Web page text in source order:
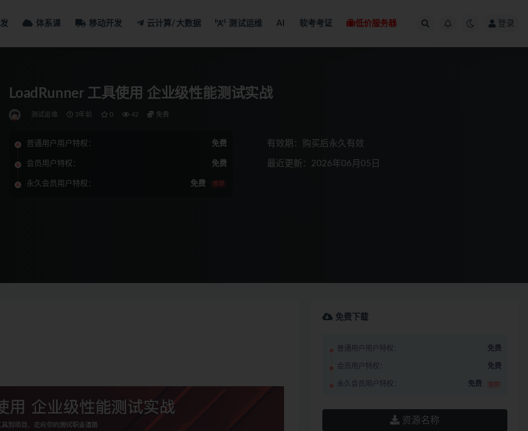
体系课 移动开发 云计算/大数据 测试运维 AI 软考考证 低价服务器 登录
LoadRunner 工具使用 企业级性能测试实战
测试运维 3年前 0 42 免费
普通用户用户特权： 免费
会员用户特权： 免费
永久会员用户特权： 免费 推荐
有效期：购买后永久有效
最近更新：2026年06月05日
免费下载
普通用户用户特权： 免费
会员用户特权： 免费
永久会员用户特权： 免费 推荐
资源名称